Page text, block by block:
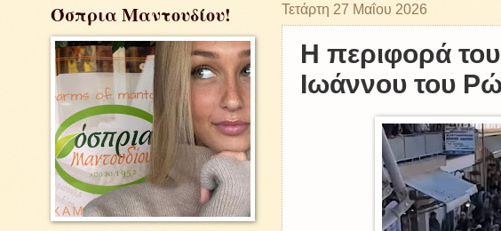
Τετάρτη 27 Μαΐου 2026
Η περιφορά
Ιωάννου του
Όσπρια Μαντουδίου!